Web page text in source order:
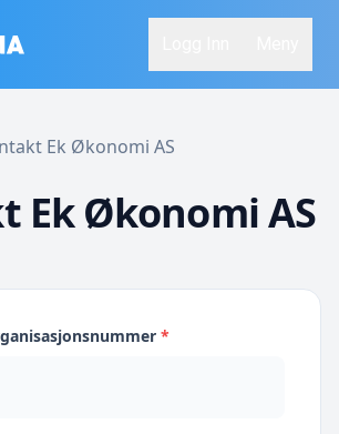
Ek Økonomi AS
Ek Økonomi AS
*